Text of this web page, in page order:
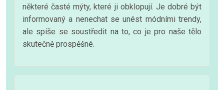
některé časté mýty, které ji obklopují. Je dobré být
informovaný a nenechat se unést módními trendy,
ale spíše se soustředit na to, co je pro naše tělo
skutečně prospěšné.